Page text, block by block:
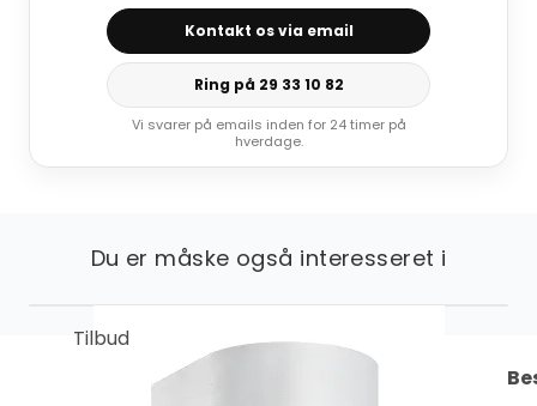
Kontakt os via email
Ring på 29 33 10 82
Vi svarer på emails inden for 24 timer på
hverdage.
Du er måske også interesseret i
Tilbud